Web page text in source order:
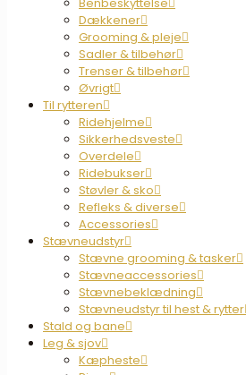
Dækkener
Grooming & pleje
Sadler & tilbehør
Trenser & tilbehør
Øvrigt
Til rytteren
Ridehjelme
Sikkerhedsveste
Overdele
Ridebukser
Støvler & sko
Refleks & diverse
Accessories
Stævneudstyr
Stævne grooming & tasker
Stævneaccessories
Stævnebeklædning
Stævneudstyr til hest & rytter
Stald og bane
Leg & sjov
Kæpheste